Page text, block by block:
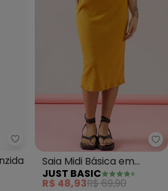
Rosalie - Saia (Floral Mini)
Saia Midi Básica em
Ribaninha (Amarelo)
JUST BASIC
R$ 48,93R$ 69,90